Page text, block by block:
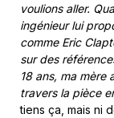
voulions aller.
ingénieur lui
comme Eric
sur des
18 ans, ma mère
travers la pièce
tiens ça, mais ni